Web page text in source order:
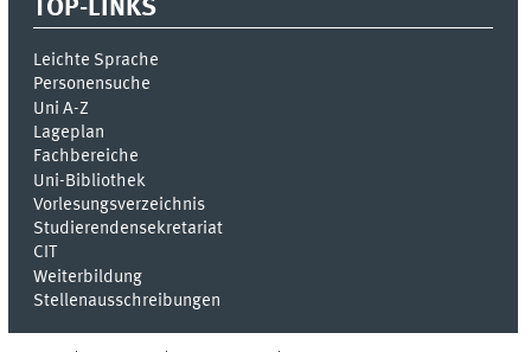
TOP-LINKS
Leichte Sprache
Personensuche
Uni A-Z
Lageplan
Fachbereiche
Uni-Bi­bli­o­thek
Vor­le­sungs­ver­zeich­nis
Stu­die­ren­den­se­kre­ta­ri­at
CIT
Weiterbildung
Stellenausschreibungen